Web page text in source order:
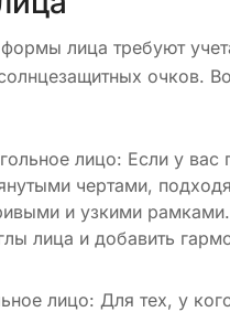
лица требуют
очков.
лицо: Если у вас
чертами,
и узкими
лица и добавить
лицо: Для тех, у